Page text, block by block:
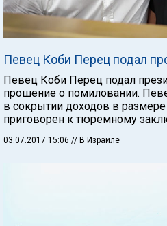
Певец Коби Перец подал
Певец Коби Перец подал
прошение о помиловании.
в сокрытии доходов в
приговорен к тюремному
03.07.2017 15:06 // В Израиле